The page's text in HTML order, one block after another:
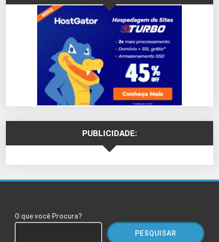
PUBLICIDADE:
O que você Procura?
PESQUISAR